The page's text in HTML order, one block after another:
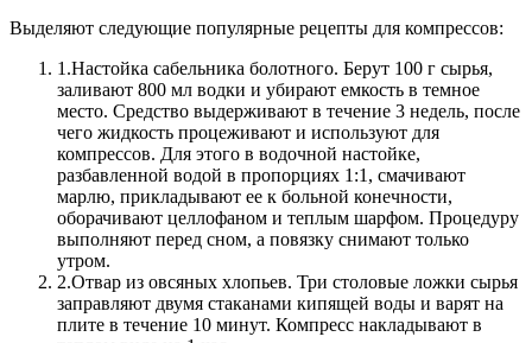
Выделяют следующие популярные рецепты для компрессов:
1.Настойка сабельника болотного. Берут 100 г сырья,
заливают 800 мл водки и убирают емкость в темное
место. Средство выдерживают в течение 3 недель, после
чего жидкость процеживают и используют для
компрессов. Для этого в водочной настойке,
разбавленной водой в пропорциях 1:1, смачивают
марлю, прикладывают ее к больной конечности,
оборачивают целлофаном и теплым шарфом. Процедуру
выполняют перед сном, а повязку снимают только
утром.
2.Отвар из овсяных хлопьев. Три столовые ложки сырья
заправляют двумя стаканами кипящей воды и варят на
плите в течение 10 минут. Компресс накладывают в